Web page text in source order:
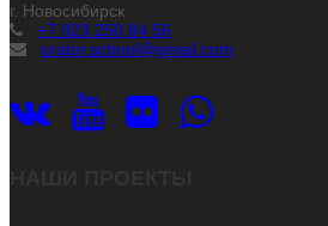
г. Новосибирск
+7 923 250 84 56
orator.school@gmail.com